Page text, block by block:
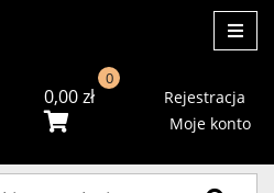
0,00zł
0
Rejestracja
Moje konto